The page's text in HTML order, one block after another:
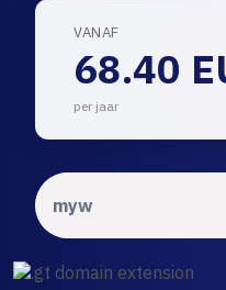
VANAF
68.40
per jaar